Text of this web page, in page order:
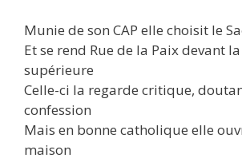
Munie de son CAP elle choisit le
Et se rend Rue de la Paix devant
supérieure
Celle-ci la regarde critique,
confession
Mais en bonne catholique elle
maison